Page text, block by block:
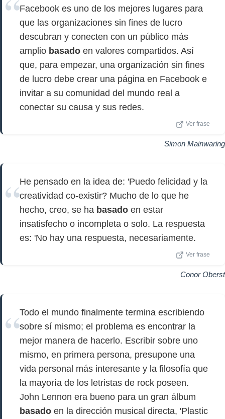
Facebook es uno de los mejores lugares para
que las organizaciones sin fines de lucro
descubran y conecten con un público más
amplio basado en valores compartidos. Así
que, para empezar, una organización sin fines
de lucro debe crear una página en Facebook e
invitar a su comunidad del mundo real a
conectar su causa y sus redes.
Ver frase
Simon Mainwaring
He pensado en la idea de: 'Puedo felicidad y la
creatividad co-existir? Mucho de lo que he
hecho, creo, se ha basado en estar
insatisfecho o incompleta o solo. La respuesta
es: 'No hay una respuesta, necesariamente.
Ver frase
Conor Oberst
Todo el mundo finalmente termina escribiendo
sobre sí mismo; el problema es encontrar la
mejor manera de hacerlo. Escribir sobre uno
mismo, en primera persona, presupone una
vida personal más interesante y la filosofía que
la mayoría de los letristas de rock poseen.
John Lennon era bueno para un gran álbum
basado en la dirección musical directa, 'Plastic